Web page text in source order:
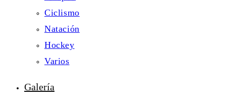
Ciclismo
Natación
Hockey
Varios
Galería